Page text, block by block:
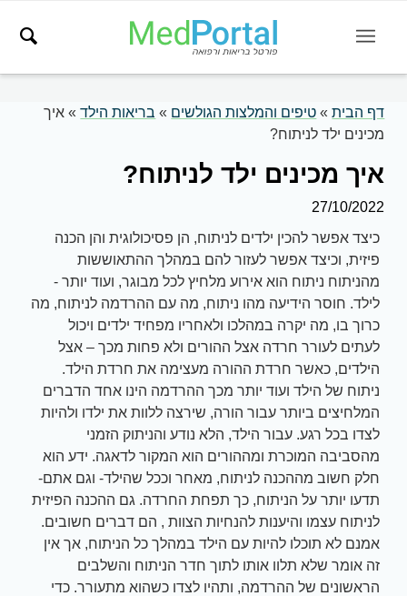
דף הבית» טיפים והמלצות הגולשים » בריאות הילד» איך
מכינים ילד לניתוח?
איך מכינים ילד לניתוח?
27/10/2022
כיצד אפשר להכין ילדים לניתוח, הן פסיכולוגית והן הכנה
פיזית, וכיצד אפשר לעזור להם במהלך ההתאוששות
מהניתוח ניתוח הוא אירוע מלחיץ לכל מבוגר, ועוד יותר -
לילד. חוסר הידיעה מהו ניתוח, מה עם ההרדמה לניתוח, מה
כרוך בו, מה יקרה במהלכו ולאחריו מפחיד ילדים ויכול
לעתים לעורר חרדה אצל ההורים ולא פחות מכך – אצל
הילדים, כאשר חרדת ההורה מעצימה את חרדת הילד.
ניתוח של הילד ועוד יותר מכך ההרדמה הינו אחד הדברים
המלחיצים ביותר עבור הורה, שירצה ללוות את ילדו ולהיות
לצדו בכל רגע. עבור הילד, הלא נודע והניתוק הזמני
מהסביבה המוכרת ומההורים הוא המקור לדאגה. ידע הוא
חלק חשוב מההכנה לניתוח, מאחר וככל שהילד- וגם אתם-
תדעו יותר על הניתוח, כך תפחת החרדה. גם ההכנה הפיזית
לניתוח עצמו והיענות להנחיות הצוות , הם דברים חשובים.
אמנם לא תוכלו להיות עם הילד במהלך כל הניתוח, אך אין
זה אומר שלא תלוו אותו לתוך חדר הניתוח והשלבים
הראשונים של ההרדמה, ותהיו לצדו כשהוא מתעורר. כדי